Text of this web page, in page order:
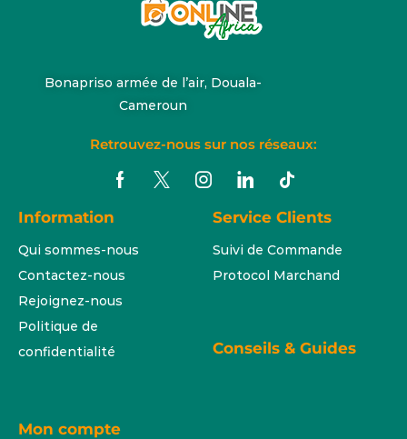
Bonapriso armée de l’air, Douala-
Cameroun
Retrouvez-nous sur nos réseaux:
Information
Qui sommes-nous
Contactez-nous
Rejoignez-nous
Politique de
confidentialité
Service Clients
Suivi de Commande
Protocol Marchand
Conseils & Guides
Mon compte